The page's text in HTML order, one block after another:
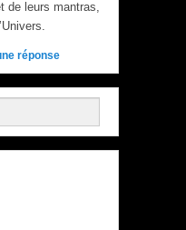
de leurs mantras,
réponse